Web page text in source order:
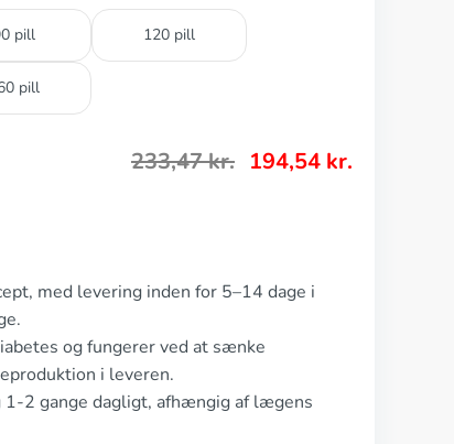
pill 120 pill
pill
233,47kr. 194,54 kr.
med levering inden for 5–14 dage i
og fungerer ved at sænke
i leveren.
2 gange dagligt, afhængig af lægens